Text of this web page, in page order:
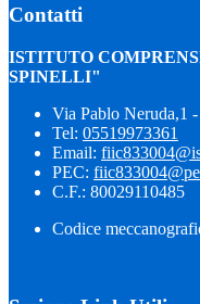
Contatti
ISTITUTO
SPINELLI"
Via Pablo Neruda,1
Tel: 05519973361
Email:
PEC:
C.F.: 80029110485
Codice